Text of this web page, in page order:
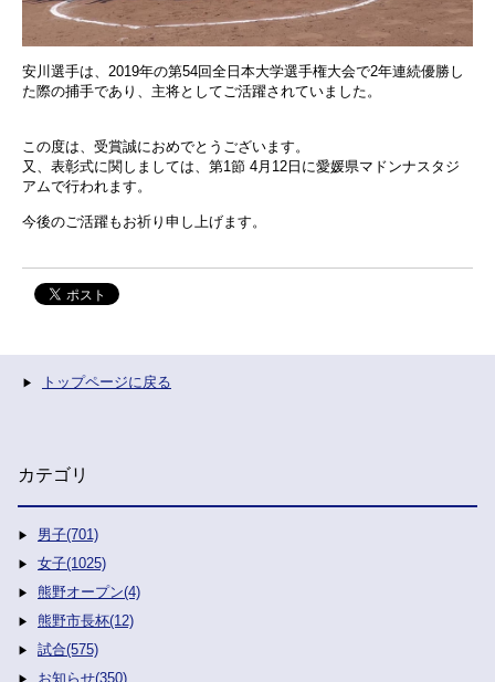
安川選手は、2019年の第54回全日本大学選手権大会で2年連続優勝し
た際の捕手であり、主将としてご活躍されていました。
この度は、受賞誠におめでとうございます。
又、表彰式に関しましては、第1節 4月12日に愛媛県マドンナスタジ
アムで行われます。
今後のご活躍もお祈り申し上げます。
トップページに戻る
カテゴリ
男子(701)
女子(1025)
熊野オープン(4)
熊野市長杯(12)
試合(575)
お知らせ(350)